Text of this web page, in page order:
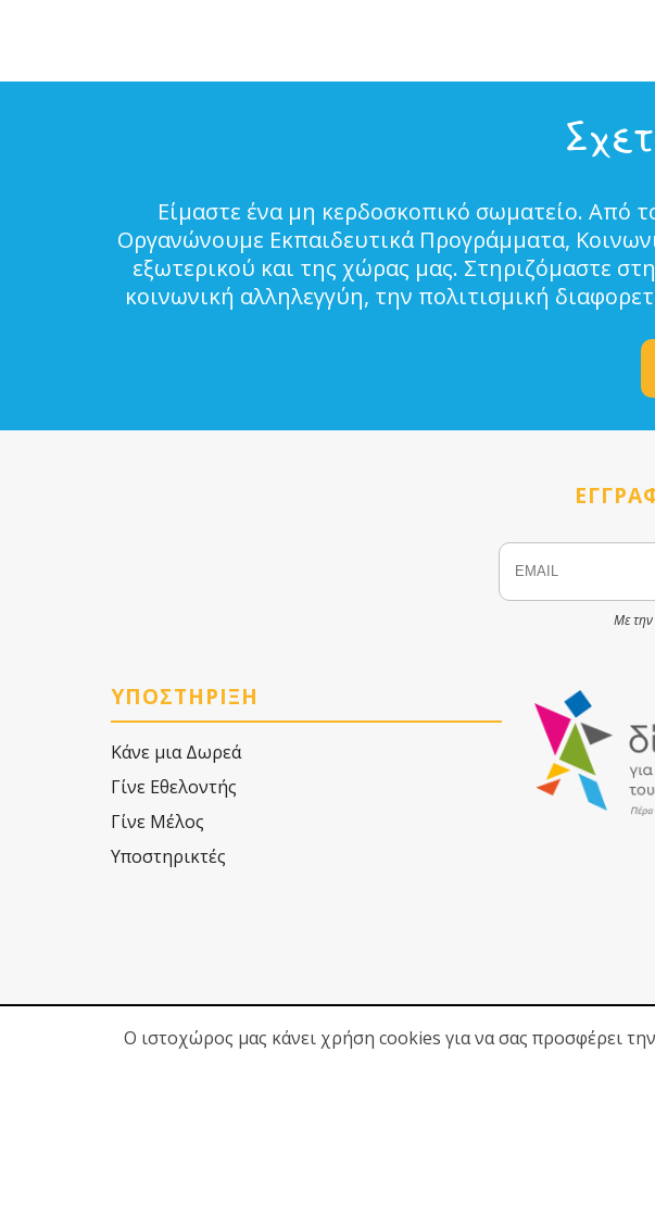
Είμαστε ένα μη κερδοσκοπικό σωματείο. Από
Οργανώνουμε Εκπαιδευτικά Προγράμματα,
εξωτερικού και της χώρας μας. Στηριζόμαστε
κοινωνική αλληλεγγύη, την πολιτισμική
Email
Με
ΥΠΟΣΤΗΡΙΞΗ
Κάνε μια Δωρεά
Γίνε Εθελοντής
Γίνε Μέλος
Υποστηρικτές
Ο ιστοχώρος μας κάνει χρήση cookies για να σας προσφέρει